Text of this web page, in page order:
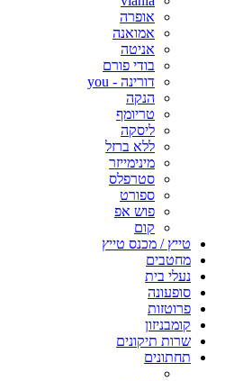
אופרה
אמואנה
אניטה
בודי פורם
דורינה - you
הנקה
טריומף
ליסקה
ללא ברזל
מינימייזר
סטרפלס
ספורט
פוש אפ
קום
טייץ / מכנס טייץ
מחטבים
נעלי בית
סופעונה
פרוטזות
קומבניזון
שרות תיקונים
תחתונים